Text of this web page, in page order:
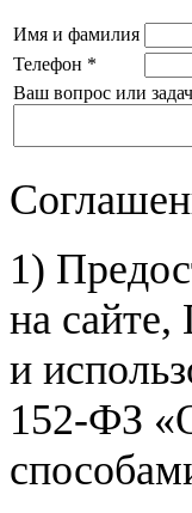
Имя и фамилия
Телефон *
Ваш вопрос или
1)
на сайте,
и
152-ФЗ